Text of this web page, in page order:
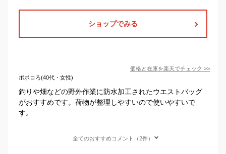
ショップでみる
価格と在庫を楽天でチェック >>
ポポロろ(40代・女性)
釣りや畑などの野外作業に防水加工されたウエストバッグ
がおすすめです。荷物が整理しやすいので使いやすいで
す。
全てのおすすめコメント（2件）